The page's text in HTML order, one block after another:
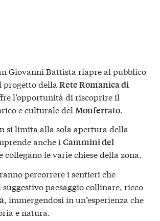
Giovanni Battista riapre al pubblico
progetto della Rete Romanica di
l’opportunità di riscoprire il
e culturale del Monferrato.
si limita alla sola apertura della
anche i Cammini del
collegano le varie chiese della zona.
percorrere i sentieri che
paesaggio collinare, ricco
, immergendosi in un’esperienza che
e natura.